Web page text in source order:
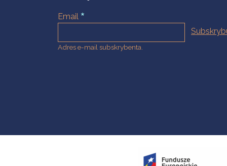
Email
Adres e-mail subskrybenta.